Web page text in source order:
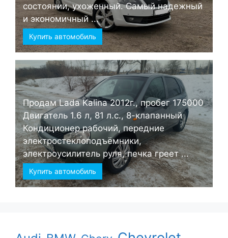
состоянии, ухоженный. Самый надежный
и экономичный ...
Купить автомобиль
Продам Lada Kalina 2012г., пробег 175000
Двигатель 1.6 л, 81 л.с., 8-клапанный
Кондиционер рабочий, передние
электростеклоподъёмники,
электроусилитель руля, печка греет ...
Купить автомобиль